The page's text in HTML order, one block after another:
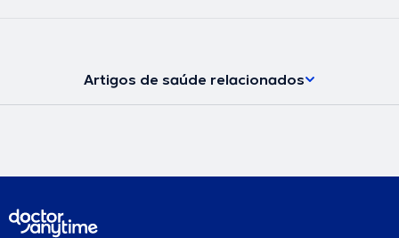
Artigos de saúde relacionados